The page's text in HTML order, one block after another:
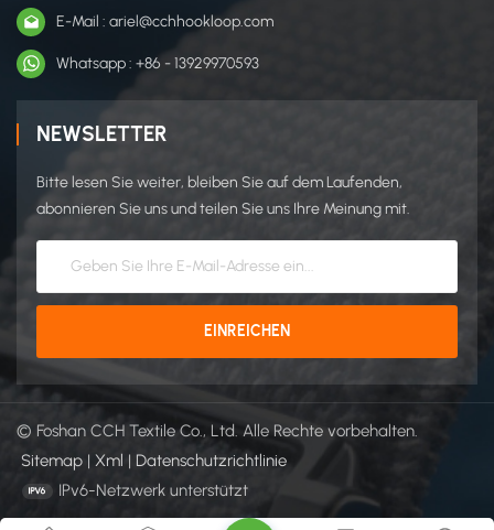
E-Mail : ariel@cchhookloop.com
Whatsapp : +86 - 13929970593
NEWSLETTER
Bitte lesen Sie weiter, bleiben Sie auf dem Laufenden,
abonnieren Sie uns und teilen Sie uns Ihre Meinung mit.
© Foshan CCH Textile Co., Ltd. Alle Rechte vorbehalten.
Sitemap | Xml | Datenschutzrichtlinie
IPv6-Netzwerk unterstützt